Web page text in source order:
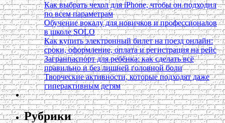
Как выбрать чехол для iPhone, чтобы он подходил
по всем параметрам
Обучение вокалу для новичков и профессионалов
в школе SOLO
Как купить электронный билет на поезд онлайн:
сроки, оформление, оплата и регистрация на рейс
Загранпаспорт для ребёнка: как сделать всё
правильно и без лишней головной боли
Творческие активности, которые подходят даже
гиперактивным детям
Рубрики